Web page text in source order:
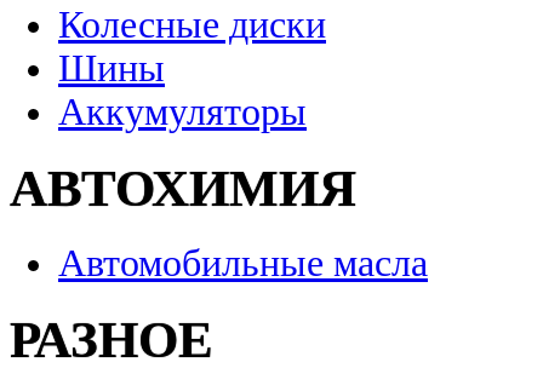
Колесные диски
Шины
Аккумуляторы
АВТОХИМИЯ
Автомобильные масла
РАЗНОЕ